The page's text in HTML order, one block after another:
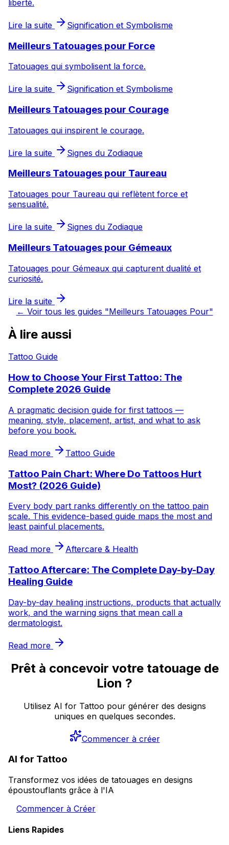
liberté.
Lire la suite Signification et Symbolisme
Meilleurs Tatouages pour Force
Tatouages qui symbolisent la force.
Lire la suite Signification et Symbolisme
Meilleurs Tatouages pour Courage
Tatouages qui inspirent le courage.
Lire la suite Signes du Zodiaque
Meilleurs Tatouages pour Taureau
Tatouages pour Taureau qui reflètent force et
sensualité.
Lire la suite Signes du Zodiaque
Meilleurs Tatouages pour Gémeaux
Tatouages pour Gémeaux qui capturent dualité et
curiosité.
Lire la suite
← Voir tous les guides "Meilleurs Tatouages Pour"
À lire aussi
Tattoo Guide
How to Choose Your First Tattoo: The
Complete 2026 Guide
A pragmatic decision guide for first tattoos —
meaning, style, placement, artist, and what to ask
before you book.
Read more Tattoo Guide
Tattoo Pain Chart: Where Do Tattoos Hurt
Most? (2026 Guide)
Every body part ranks differently on the tattoo pain
scale. This evidence-based guide maps the most and
least painful placements.
Read more Aftercare & Health
Tattoo Aftercare: The Complete Day-by-Day
Healing Guide
Day-by-day healing instructions, products that actually
work, and the warning signs that mean call a
dermatologist.
Read more
Prêt à concevoir votre tatouage de
Lion ?
Utilisez AI for Tattoo pour générer des designs
uniques en quelques secondes.
Commencer à créer
AI for Tattoo
Transformez vos idées de tatouages en designs
époustouflants grâce à l'IA
Commencer à Créer
Liens Rapides